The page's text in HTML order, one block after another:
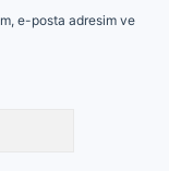
e-posta adresim ve